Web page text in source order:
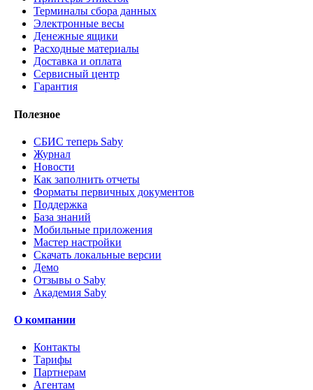
Терминалы сбора данных
Электронные весы
Денежные ящики
Расходные материалы
Доставка и оплата
Сервисный центр
Гарантия
Полезное
СБИС теперь Saby
Журнал
Новости
Как заполнить отчеты
Форматы первичных документов
Поддержка
База знаний
Мобильные приложения
Мастер настройки
Скачать локальные версии
Демо
Отзывы о Saby
Академия Saby
О компании
Контакты
Тарифы
Партнерам
Агентам